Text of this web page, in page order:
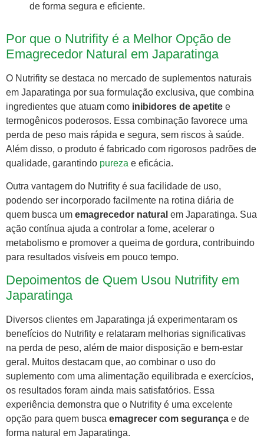
de forma segura e eficiente.
Por que o Nutrifity é a Melhor Opção de
Emagrecedor Natural em Japaratinga
O Nutrifity se destaca no mercado de suplementos naturais
em Japaratinga por sua formulação exclusiva, que combina
ingredientes que atuam como inibidores de apetite e
termogênicos poderosos. Essa combinação favorece uma
perda de peso mais rápida e segura, sem riscos à saúde.
Além disso, o produto é fabricado com rigorosos padrões de
qualidade, garantindo pureza e eficácia.
Outra vantagem do Nutrifity é sua facilidade de uso,
podendo ser incorporado facilmente na rotina diária de
quem busca um emagrecedor natural em Japaratinga. Sua
ação contínua ajuda a controlar a fome, acelerar o
metabolismo e promover a queima de gordura, contribuindo
para resultados visíveis em pouco tempo.
Depoimentos de Quem Usou Nutrifity em
Japaratinga
Diversos clientes em Japaratinga já experimentaram os
benefícios do Nutrifity e relataram melhorias significativas
na perda de peso, além de maior disposição e bem-estar
geral. Muitos destacam que, ao combinar o uso do
suplemento com uma alimentação equilibrada e exercícios,
os resultados foram ainda mais satisfatórios. Essa
experiência demonstra que o Nutrifity é uma excelente
opção para quem busca emagrecer com segurança e de
forma natural em Japaratinga.